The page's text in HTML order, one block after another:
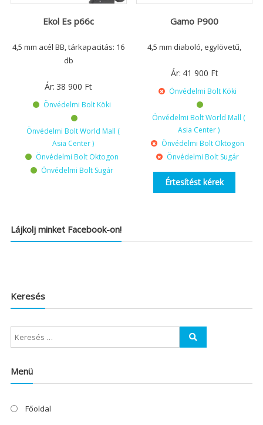
Ekol Es p66c
4,5 mm acél BB, tárkapacitás: 16
db
Ár: 38 900 Ft
Önvédelmi Bolt Köki
Önvédelmi Bolt World Mall (
Asia Center )
Önvédelmi Bolt Oktogon
Önvédelmi Bolt Sugár
Gamo P900
4,5 mm diaboló, egylövetű,
Ár: 41 900 Ft
Önvédelmi Bolt Köki
Önvédelmi Bolt World Mall (
Asia Center )
Önvédelmi Bolt Oktogon
Önvédelmi Bolt Sugár
Értesítést kérek
Lájkolj minket Facebook-on!
Keresés
Menü
Főoldal